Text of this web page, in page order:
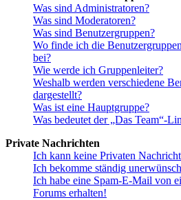
Was sind Administratoren?
Was sind Moderatoren?
Was sind Benutzergruppen?
Wo finde ich die
bei?
Wie werde ich Gruppenleiter?
Weshalb werden verschiedene
dargestellt?
Was ist eine Hauptgruppe?
Was bedeutet der „Das Team“-
Private Nachrichten
Ich kann keine Privaten
Ich bekomme ständig
Ich habe eine Spam-E-Mail von
Forums erhalten!